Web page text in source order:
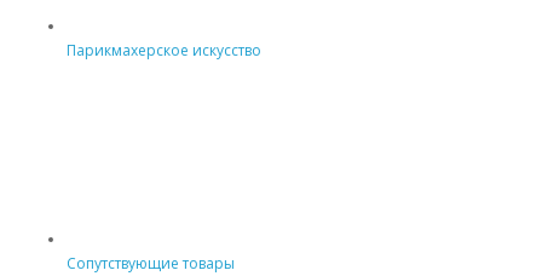
Парикмахерское искусство
Сопутствующие товары